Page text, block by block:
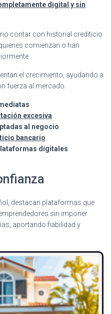
digital y sin
contar con historial crediticio
comienzan o han
el crecimiento, ayudando a
fuerza al mercado.
excesiva
al negocio
bancario
digitales
destacan plataformas que
sin imponer
aportando fiabilidad y